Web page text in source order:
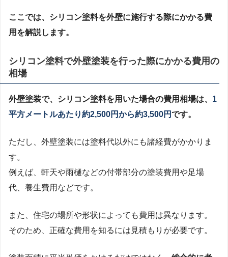
ここでは、シリコン塗料を外壁に施行する際にかかる費
用を解説します。
シリコン塗料で外壁塗装を行った際にかかる費用の
相場
外壁塗装で、シリコン塗料を用いた場合の費用相場は、 1
平方メートルあたり約2,500円から約3,500円です。
ただし、外壁塗装には塗料代以外にも諸経費がかかりま
す。
例えば、軒天や雨樋などの付帯部分の塗装費用や足場
代、養生費用などです。
また、住宅の場所や形状によっても費用は異なります。
そのため、正確な費用を知るには見積もりが必要です。